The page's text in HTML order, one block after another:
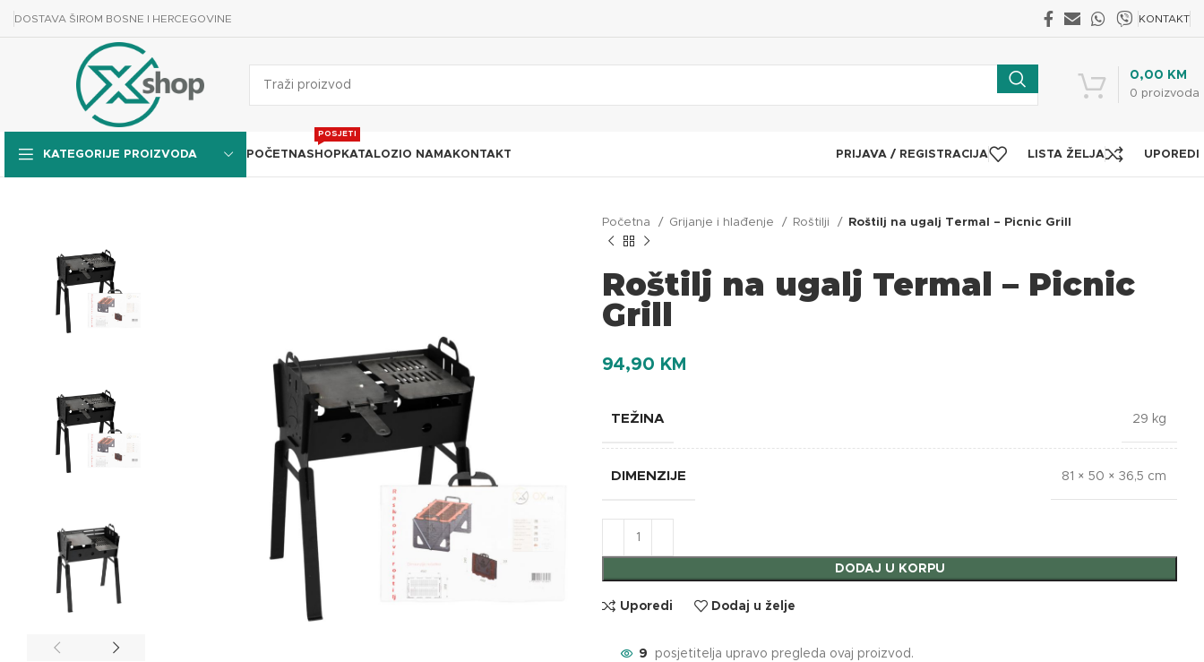
DOSTAVA ŠIROM BOSNE I HERCEGOVINE KONTAKT
0 proizvoda
0,00 KM
KATEGORIJE PROIZVODA POČETNASHOP
POSJETI
KATALOZI O NAMA KONTAKT PRIJAVA / REGISTRACIJA LISTA ŽELJA UPOREDI
Početna Grijanje i hlađenje Roštilji Roštilj na ugalj Termal – Picnic Grill
Roštilj na ugalj Termal – Picnic
Grill
94,90 KM
TEŽINA 29 kg
DIMENZIJE 81 × 50 × 36,5 cm
DODAJ U KORPU
Uporedi Dodaj u želje
9 posjetitelja upravo pregleda ovaj proizvod.